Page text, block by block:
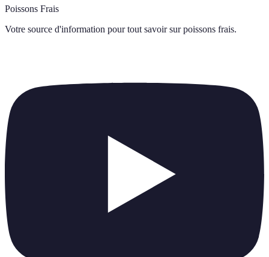
Poissons Frais
Votre source d'information pour tout savoir sur poissons frais.